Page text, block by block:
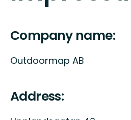
Company name:
Outdoormap AB
Address: